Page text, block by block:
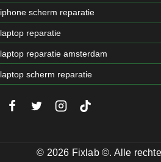
iphone scherm reparatie
laptop reparatie
laptop reparatie amsterdam
laptop scherm reparatie
© 2026 Fixlab ©. Alle